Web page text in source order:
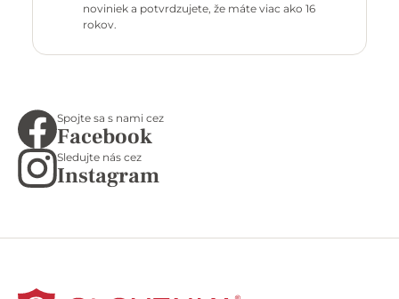
noviniek a potvrdzujete, že máte viac ako 16
rokov.
Spojte sa s nami cez
Facebook
Sledujte nás cez
Instagram